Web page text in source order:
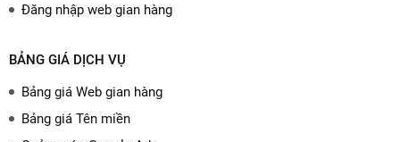
Đăng nhập web gian hàng
BẢNG GIÁ DỊCH VỤ
Bảng giá Web gian hàng
Bảng giá Tên miền